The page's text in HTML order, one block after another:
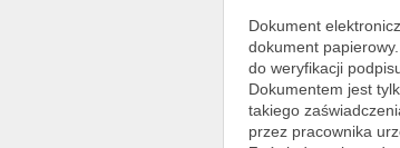
Dokument
dokument
do weryfikacji
Dokumentem jest
takiego
przez pracownika